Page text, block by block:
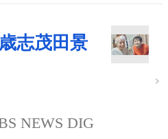
志茂田景
NEWS DIG